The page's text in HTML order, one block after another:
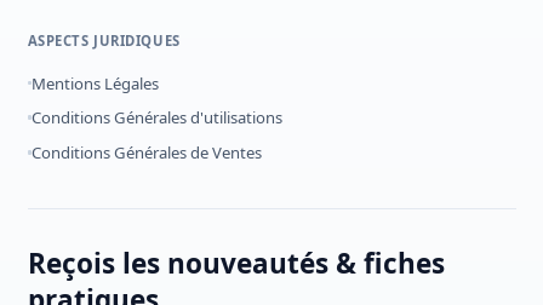
ASPECTS JURIDIQUES
Mentions Légales
Conditions Générales d'utilisations
Conditions Générales de Ventes
Reçois les nouveautés & fiches